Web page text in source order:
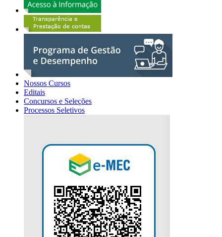
Nossos Cursos
Editais
Concursos e Seleções
Processos Seletivos